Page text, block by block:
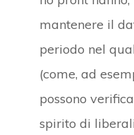
mantenere il
periodo nel
(come, ad
possono
spirito di